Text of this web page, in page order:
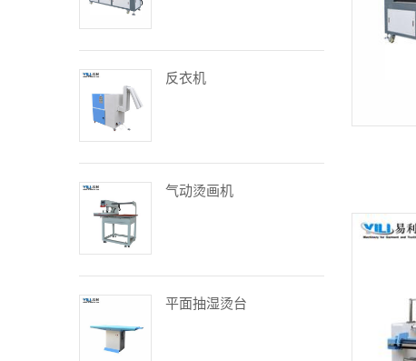
反衣机
气动烫画机
平面抽湿烫台